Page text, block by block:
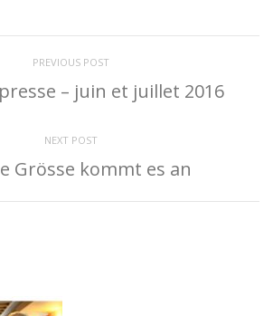
PREVIOUS POST
– juin et juillet 2016
NEXT POST
Grösse kommt es an